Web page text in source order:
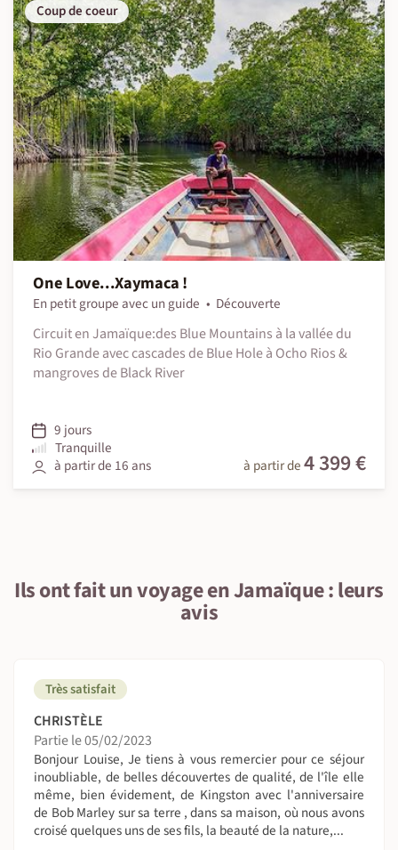
Coup de coeur
One Love...Xaymaca !
En petit groupe avec un guide
Découverte
Circuit en Jamaïque:des Blue Mountains à la vallée du
Rio Grande avec cascades de Blue Hole à Ocho Rios &
mangroves de Black River
9 jours
Tranquille
à partir de 16 ans
à partir de4 399 €
Ils ont fait un voyage en Jamaïque : leurs
avis
Très satisfait
CHRISTÈLE
Partie le 05/02/2023
Bonjour Louise, Je tiens à vous remercier pour ce séjour
inoubliable, de belles découvertes de qualité, de l'île elle
même, bien évidement, de Kingston avec l'anniversaire
de Bob Marley sur sa terre , dans sa maison, où nous avons
croisé quelques uns de ses fils, la beauté de la nature,...